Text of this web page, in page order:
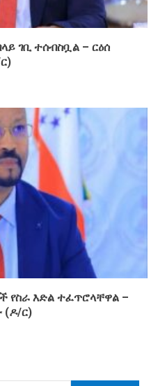
ገቢ ተሰብስቧል – ርዕሰ
የስራ እድል ተፈጥሮላቸዋል –
(ዶ/ር)